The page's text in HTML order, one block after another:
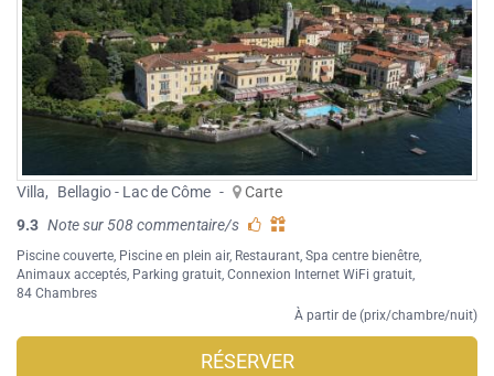
Villa, Bellagio - Lac de Côme -
Carte
9.3 Note sur 508 commentaire/s
Piscine couverte Piscine en plein air, Restaurant Spa centre bienêtre
Animaux acceptés Parking gratuit Connexion Internet WiFi gratuit
84 Chambres
À partir de (prix/chambre/nuit)
RÉSERVER